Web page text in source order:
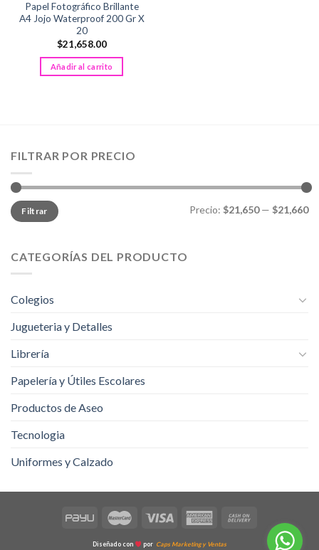
Papel Fotográfico Brillante
A4 Jojo Waterproof 200 Gr X
20
$21,658.00
Añadir al carrito
FILTRAR POR PRECIO
Precio
mínimo
Precio
máximo
Filtrar Precio: $21,650— $21,660
CATEGORÍAS DEL PRODUCTO
Colegios
Jugueteria y Detalles
Librería
Papelería y Útiles Escolares
Productos de Aseo
Tecnologia
Uniformes y Calzado
Diseñado con por Caps Marketing y Ventas